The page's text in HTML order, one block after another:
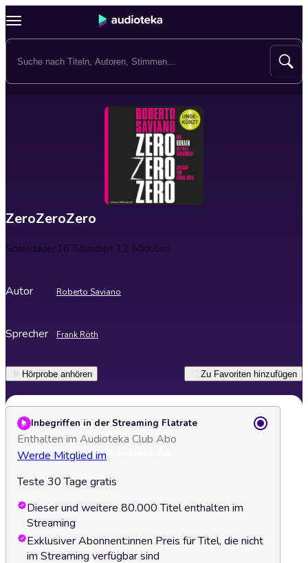
ZeroZeroZero
Spieldauer16 Stunden 12 Minuten
Autor Roberto Saviano
Sprecher Frank Röth
Hörprobe anhören Zu Favoriten hinzufügen
Inbegriffen in der Streaming Flatrate
Enthalten im Audioteka Club Abo
Werde Mitglied im
Teste 30 Tage gratis
Dieser und weitere 80.000 Titel enthalten im
Streaming
Exklusiver Abonnent:innen Preis für Titel, die nicht
im Streaming verfügbar sind